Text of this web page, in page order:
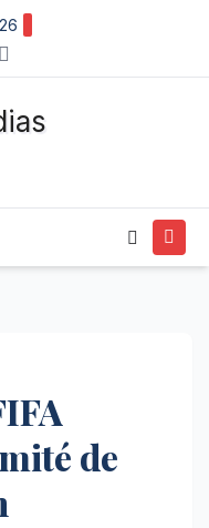
de